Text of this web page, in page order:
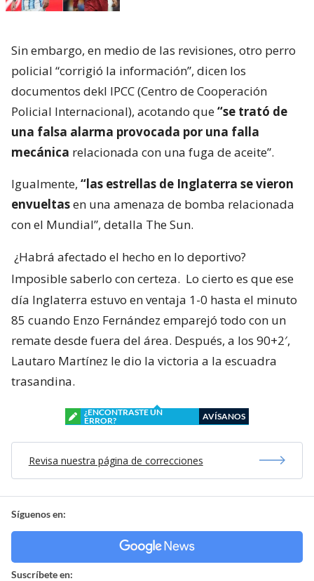
Sin embargo, en medio de las revisiones, otro perro
policial “corrigió la información”, dicen los
documentos dekl IPCC (Centro de Cooperación
Policial Internacional), acotando que“se trató de
una falsa alarma provocada por una falla
mecánica relacionada con una fuga de aceite”.
Igualmente, “las estrellas de Inglaterra se vieron
envueltasen una amenaza de bomba relacionada
con el Mundial”, detalla The Sun.
¿Habrá afectado el hecho en lo deportivo?
Imposible saberlo con certeza. Lo cierto es que ese
día Inglaterra estuvo en ventaja 1-0 hasta el minuto
85 cuando Enzo Fernández emparejó todo con un
remate desde fuera del área. Después, a los 90+2′,
Lautaro Martínez le dio la victoria a la escuadra
trasandina.
¿ENCONTRASTE UN
ERROR?
AVÍSANOS
Revisa nuestra página de correcciones
Síguenos en:
Suscríbete en: